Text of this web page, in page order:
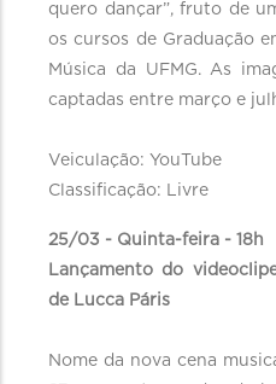
quero dançar”, fruto de
os cursos de Graduação
Música da UFMG. As
captadas entre março e
Veiculação: YouTube
Classificação: Livre
25/03 - Quinta-feira - 18h
Lançamento do
de Lucca Páris
Nome da nova cena